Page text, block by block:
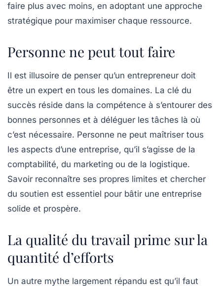
faire plus avec moins, en adoptant une approche
stratégique pour maximiser chaque ressource.
Personne ne peut tout faire
Il est illusoire de penser qu’un entrepreneur doit
être un expert en tous les domaines. La clé du
succès réside dans la compétence à s’entourer des
bonnes personnes et à déléguer les tâches là où
c’est nécessaire. Personne ne peut maîtriser tous
les aspects d’une entreprise, qu’il s’agisse de la
comptabilité, du marketing ou de la logistique.
Savoir reconnaître ses propres limites et chercher
du soutien est essentiel pour bâtir une entreprise
solide et prospère.
La qualité du travail prime sur la
quantité d’efforts
Un autre mythe largement répandu est qu’il faut